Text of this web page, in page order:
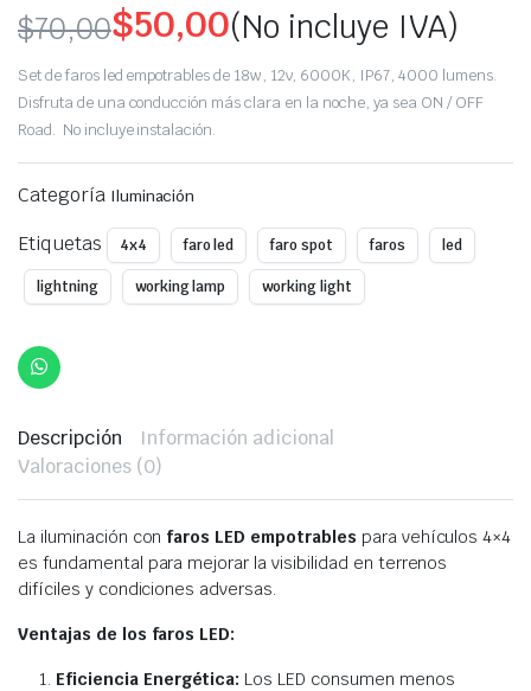
$70,00
Original
price
was:
$70,00.
$50,00
Current
price
is:
$50,00.
(No incluye IVA)
Set de faros led empotrables de 18w, 12v, 6000K, IP67, 4000 lumens.
Disfruta de una conducción más clara en la noche, ya sea ON / OFF
Road. No incluye instalación.
Categoría Iluminación
Etiquetas 4x4 faro led faro spot faros led
lightning working lamp working light
Descripción
Información adicional
Valoraciones (0)
La iluminación con faros LED empotrables para vehículos 4×4
es fundamental para mejorar la visibilidad en terrenos
difíciles y condiciones adversas.
Ventajas de los faros LED:
Eficiencia Energética: Los LED consumen menos